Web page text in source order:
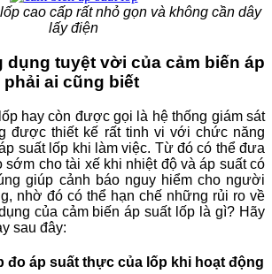
cao cấp rất nhỏ gọn và không cần dây
lấy điện
dụng tuyệt vời của cảm biến áp
phải ai cũng biết
hay còn được gọi là hệ thống giám sát
được thiết kế rất tinh vi với chức năng
suất lốp khi làm việc. Từ đó có thể đưa
sớm cho tài xế khi nhiệt độ và áp suất có
giúp cảnh báo nguy hiểm cho người
nhờ đó có thể hạn chế những rủi ro về
của cảm biến áp suất lốp là gì? Hãy
sau đây:
đo áp suất thực của lốp khi hoạt động